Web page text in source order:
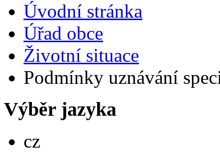
Úvodní stránka
Úřad obce
Životní situace
Podmínky uznávání
Výběr jazyka
cz